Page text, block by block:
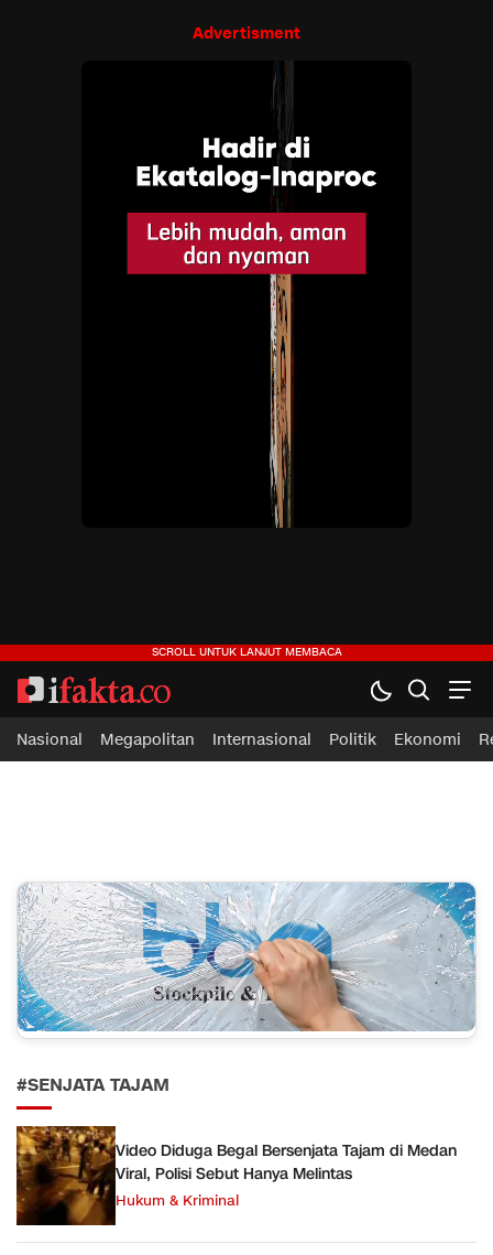
Advertisment
ifakta.co
#pastibenar
Nasional Megapolitan Internasional Politik Ekonomi
#SENJATA TAJAM
Video Diduga Begal Bersenjata Tajam di Medan
Viral, Polisi Sebut Hanya Melintas
Hukum & Kriminal